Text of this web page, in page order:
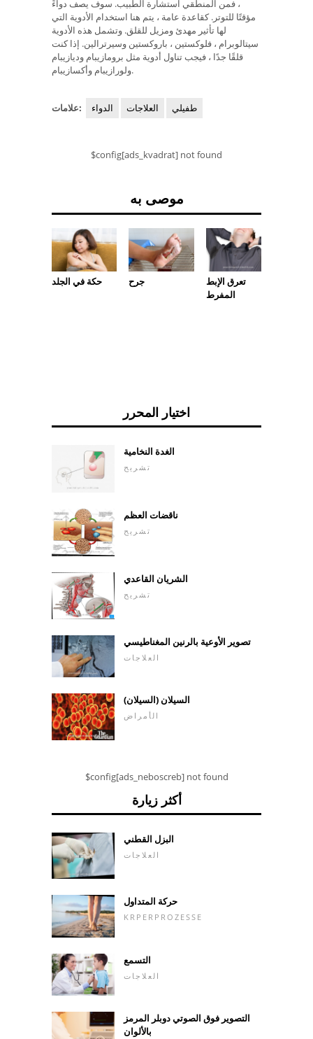
، فمن المنطقي استشارة الطبيب. سوف يصف دواءً
مؤقتًا للتوتر. كقاعدة عامة ، يتم هنا استخدام الأدوية التي
لها تأثير مهدئ ومزيل للقلق. وتشمل هذه الأدوية
سيتالوبرام ، فلوكستين ، باروكستين وسيرترالين. إذا كنت
قلقًا جدًا ، فيجب تناول أدوية مثل برومازيبام وديازيبام
ولورازيبام وأكسازيبام.
علامات: الدواء العلاجات طفيلي
$config[ads_kvadrat] not found
موصى به
حكة في الجلد جرح
تعرق الإبط
المفرط
اختيار المحرر
الغدة النخامية
تشريح
ناقضات العظم
تشريح
الشريان القاعدي
تشريح
تصوير الأوعية بالرنين المغناطيسي
العلاجات
السيلان (السيلان)
الأمراض
$config[ads_neboscreb] not found
أكثر زيارة
البزل القطني
العلاجات
حركة المتداول
KRPERPROZESSE
التسمع
العلاجات
التصوير فوق الصوتي دوبلر المرمز
بالألوان